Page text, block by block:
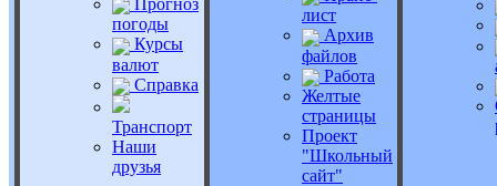
Прогноз
погоды
Курсы
валют
Справка
Транспорт
Наши
друзья
лист
Архив
файлов
Работа
Желтые
страницы
Проект
"Школьный
сайт"